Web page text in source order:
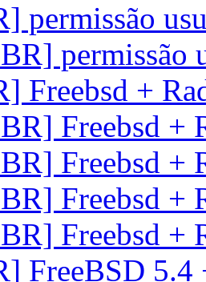
permissão
permissão
Freebsd +
Freebsd +
Freebsd +
Freebsd +
Freebsd +
FreeBSD 5.4